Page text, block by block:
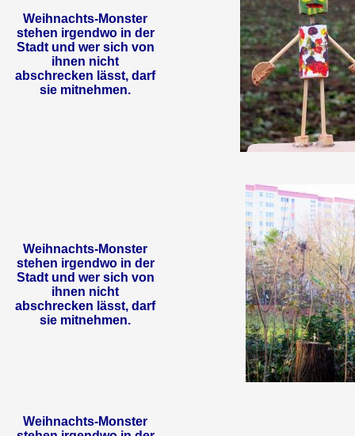
Weihnachts-Monster
stehen irgendwo in der
Stadt und wer sich von
ihnen nicht
abschrecken lässt, darf
sie mitnehmen.
Weihnachts-Monster
stehen irgendwo in der
Stadt und wer sich von
ihnen nicht
abschrecken lässt, darf
sie mitnehmen.
Weihnachts-Monster